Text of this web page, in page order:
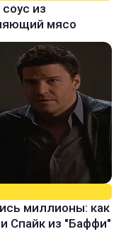
из
мясо
миллионы: как
Спайк из "Баффи"